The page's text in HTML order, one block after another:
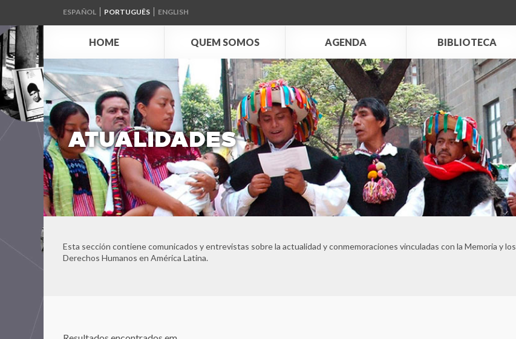
ESPAÑOL ENGLISH
PORTUGUÊS
HOME
QUEM SOMOS AGENDA BIBLIOTECA
ATUALIDADES
Esta sección contiene comunicados y entrevistas sobre la actualidad y conmemoraciones vinculadas con la Memoria y los
Derechos Humanos en América Latina.